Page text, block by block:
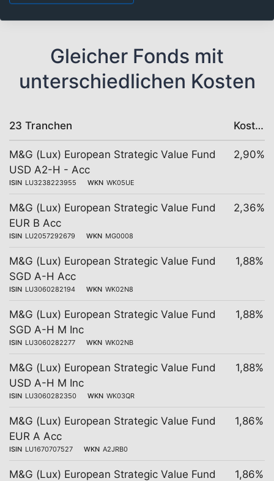
Gleicher Fonds mit
unterschiedlichen Kosten
23 Tranchen Kosten
M&G (Lux) European Strategic Value Fund
USD A2-H - Acc
ISIN LU3238223955 WKN WK05UE
2,90%
M&G (Lux) European Strategic Value Fund
EUR B Acc
ISIN LU2057292679 WKN MG0008
2,36%
M&G (Lux) European Strategic Value Fund
SGD A-H Acc
ISIN LU3060282194 WKN WK02N8
1,88%
M&G (Lux) European Strategic Value Fund
SGD A-H M Inc
ISIN LU3060282277 WKN WK02NB
1,88%
M&G (Lux) European Strategic Value Fund
USD A-H M Inc
ISIN LU3060282350 WKN WK03QR
1,88%
M&G (Lux) European Strategic Value Fund
EUR A Acc
ISIN LU1670707527 WKN A2JRB0
1,86%
M&G (Lux) European Strategic Value Fund
1,86%